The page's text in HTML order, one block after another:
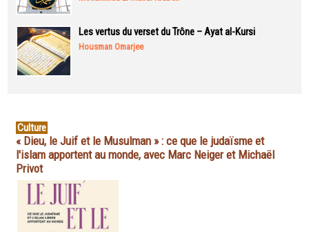
Les vertus du verset du Trône – Ayat al-Kursi
Housman Omarjee
Culture
« Dieu, le Juif et le Musulman » : ce que le judaïsme et
l'islam apportent au monde, avec Marc Neiger et Michaël
Privot